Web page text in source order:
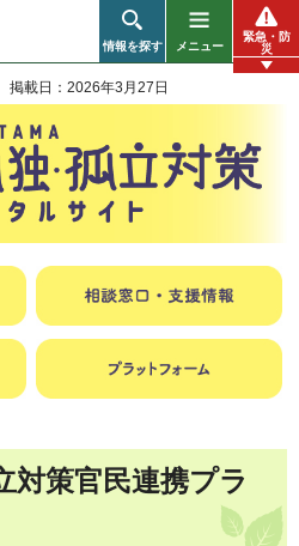
情報を探す メニュー
緊急・防
災
掲載日：2026年3月27日
対策官民連携プラ